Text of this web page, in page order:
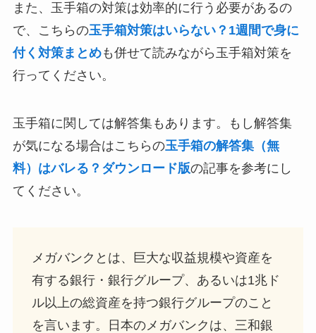
また、玉手箱の対策は効率的に行う必要があるの
で、こちらの玉手箱対策はいらない？1週間で身に
付く対策まとめも併せて読みながら玉手箱対策を
行ってください。
玉手箱に関しては解答集もあります。もし解答集
が気になる場合はこちらの玉手箱の解答集（無
料）はバレる？ダウンロード版の記事を参考にし
てください。
メガバンクとは、巨大な収益規模や資産を
有する銀行・銀行グループ、あるいは1兆ド
ル以上の総資産を持つ銀行グループのこと
を言います。日本のメガバンクは、三和銀